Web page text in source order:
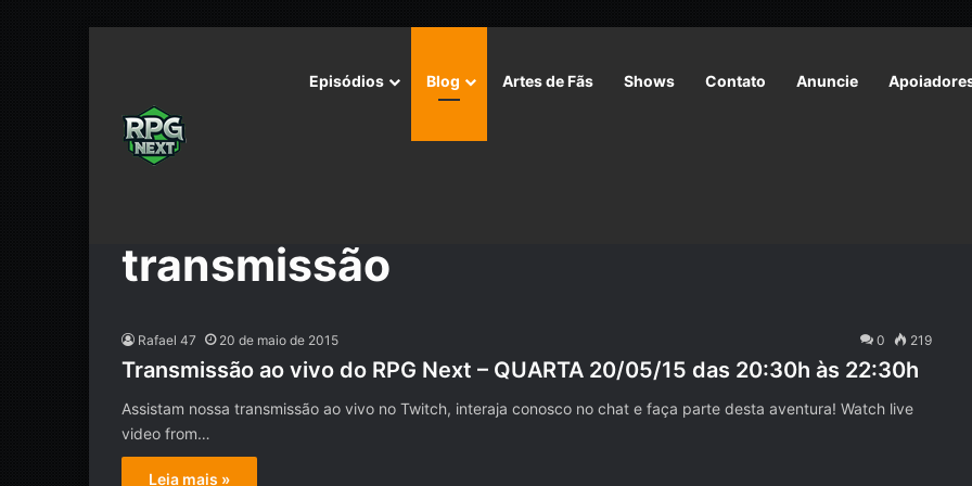
Episódios Blog Artes de Fãs Shows Contato Anuncie
transmissão
Rafael 47 20 de maio de 2015 0 219
Transmissão ao vivo do RPG Next – QUARTA 20/05/15 das 20:30h às 22:30h
Assistam nossa transmissão ao vivo no Twitch, interaja conosco no chat e faça parte desta aventura! Watch live
video from…
Leia mais »